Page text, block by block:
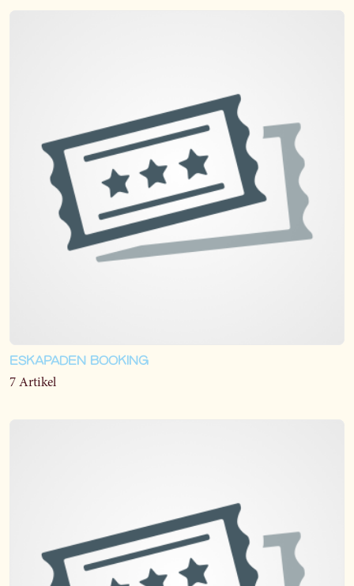
ESKAPADEN BOOKING
7 Artikel